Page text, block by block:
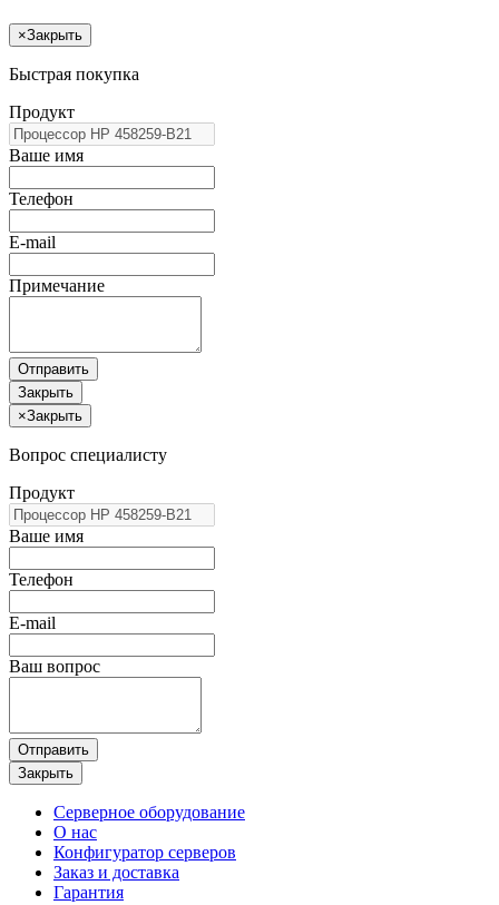
×Закрыть
Быстрая покупка
Продукт
Ваше имя
Телефон
E-mail
Примечание
Отправить
Закрыть
×Закрыть
Вопрос специалисту
Продукт
Ваше имя
Телефон
E-mail
Ваш вопрос
Отправить
Закрыть
Серверное оборудование
О нас
Конфигуратор серверов
Заказ и доставка
Гарантия